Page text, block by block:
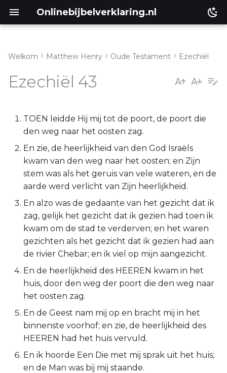
Onlinebijbelverklaring.nl
Ezechiël 43:7-12
Ezechiël 43:13-27
Lukas
Johannes
Handelingen
1 Korinthe
2 Korinthe
Galaten
Éfeze
Filipenzen
Kolossenzen
1 Thessalonicenzen
Welkom Matthew Henry Oude Testament Ezechiël
Ezechiël 43
TOEN leidde Hij mij tot de poort, de poort die
den weg naar het oosten zag.
En zie, de heerlijkheid van den God Israëls
kwam van den weg naar het oosten; en Zijn
stem was als het geruis van vele wateren, en de
aarde werd verlicht van Zijn heerlijkheid.
En alzo was de gedaante van het gezicht dat ik
zag, gelijk het gezicht dat ik gezien had toen ik
kwam om de stad te verderven; en het waren
gezichten als het gezicht dat ik gezien had aan
de rivier Chebar; en ik viel op mijn aangezicht.
En de heerlijkheid des HEEREN kwam in het
huis, door den weg der poort die den weg naar
het oosten zag.
En de Geest nam mij op en bracht mij in het
binnenste voorhof; en zie, de heerlijkheid des
HEEREN had het huis vervuld.
En ik hoorde Een Die met mij sprak uit het huis;
en de Man was bij mij staande.